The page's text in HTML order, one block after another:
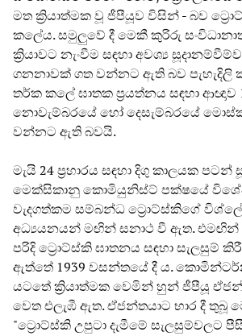
මත ක්‍රියාත්මක වූ ජීපීයූව විසින් - බව
කලේය. සමුලුවේ දී මෙකී කුරිරු
ක්‍රියාවට නැංවීම සඳහා අවශ්‍ය
ගනනාවක් ගත වන්නට ඇති බව පැහැදිලි
තර්ක කලේ ඝාතක ප්‍රයත්නය සඳහා ආඥාව
නොවැම්බරයේ හෝ දෙසැම්බරයේ
වන්නට ඇති බවයි.
මැයි 24 ප්‍රහාරය සඳහා දිගු කාලයක පටන්
මෙක්සිකානු කොමියුනිස්ට් පක්ෂයේ
වැදගත්කම සම්බන්ධ ට්‍රොට්ස්කිගේ
අධ්‍යයනයන් මඟින් සනාථ වී ඇත.
පරිදි ට්‍රොට්ස්කි ඝාතනය සඳහා සැලසුම්
ඇත්තේ 1939 වසන්තයේ දී ය.
යටතේ ක්‍රියාත්මක වෙමින් හුන් ජීපීයූ
වෙත එලැඹී ඇත. ඒජන්තයාට භාර දී තුබූ
"ට්‍රොට්ස්කි උපුටා දැමීමේ සැලසුම්වලට